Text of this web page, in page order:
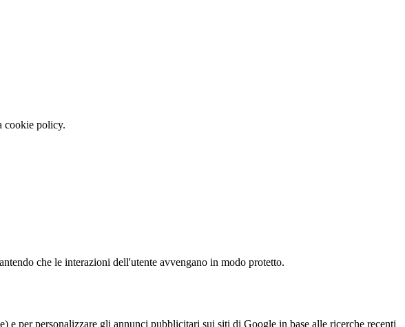
cookie policy.
che le interazioni dell'utente avvengano in modo protetto.
per personalizzare gli annunci pubblicitari sui siti di Google in base alle ricerche recenti